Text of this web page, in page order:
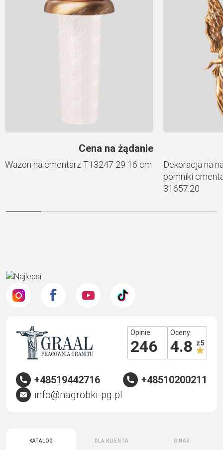
Cena na żądanie
Wazon na cmentarz Т13247 29 16 cm
Dekoracja na
pomniki
31657.20
Katalog Dla klienta O nas
Opinie:
246
Oceny:
4.8 z 5
+48519442716
+48510200211
info@nagrobki-pg.pl